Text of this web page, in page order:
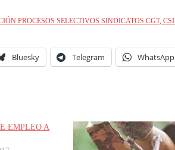
PROCESOS SELECTIVOS SINDICATOS CGT,
Bluesky Telegram WhatsApp
EMPLEO A